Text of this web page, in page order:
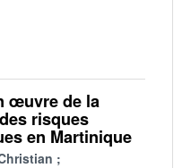
œuvre de la
risques
en Martinique